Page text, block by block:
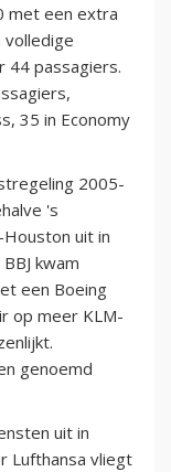
met een extra
44 passagiers.
35 in Economy
2005-
's
uit in
kwam
een Boeing
op meer KLM-
genoemd
uit in
Lufthansa vliegt